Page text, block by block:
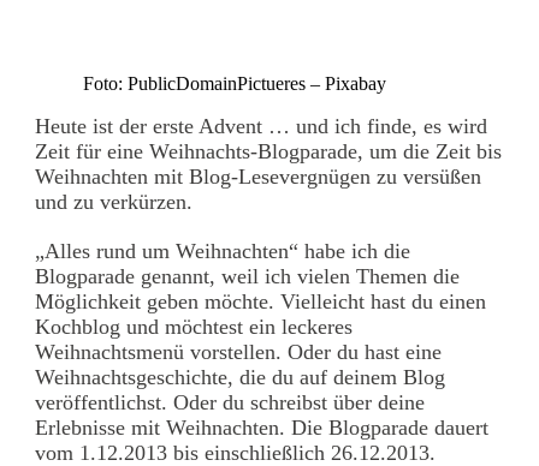
Foto: PublicDomainPictueres – Pixabay
Heute ist der erste Advent … und ich finde, es wird
Zeit für eine Weihnachts-Blogparade, um die Zeit bis
Weihnachten mit Blog-Lesevergnügen zu versüßen
und zu verkürzen.
„Alles rund um Weihnachten“ habe ich die
Blogparade genannt, weil ich vielen Themen die
Möglichkeit geben möchte. Vielleicht hast du einen
Kochblog und möchtest ein leckeres
Weihnachtsmenü vorstellen. Oder du hast eine
Weihnachtsgeschichte, die du auf deinem Blog
veröffentlichst. Oder du schreibst über deine
Erlebnisse mit Weihnachten. Die Blogparade dauert
vom 1.12.2013 bis einschließlich 26.12.2013.